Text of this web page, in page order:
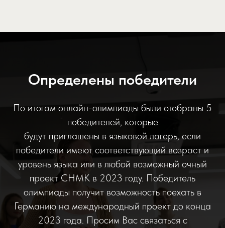
Определены победители
По итогам онлайн-олимпиады были отобраны 5
победителей, которые
будут приглашены в языковой лагерь, если
победители имеют соответствующий возраст и
уровень языка или в любой возможный очный
проект СНМК в 2023 году. Победитель
олимпиады получит возможность поехать в
Германию на международный проект до конца
2023 года. Просим Вас связаться с